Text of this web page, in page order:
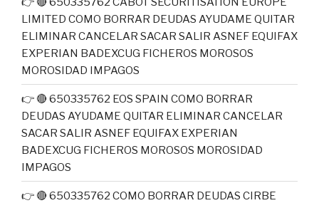
LIMITED COMO BORRAR DEUDAS AYUDAME QUITAR
ELIMINAR CANCELAR SACAR SALIR ASNEF EQUIFAX
EXPERIAN BADEXCUG FICHEROS MOROSOS
MOROSIDAD IMPAGOS
👉 🔴 650335762 EOS SPAIN COMO BORRAR
DEUDAS AYUDAME QUITAR ELIMINAR CANCELAR
SACAR SALIR ASNEF EQUIFAX EXPERIAN
BADEXCUG FICHEROS MOROSOS MOROSIDAD
IMPAGOS
👉 🔴 650335762 COMO BORRAR DEUDAS CIRBE